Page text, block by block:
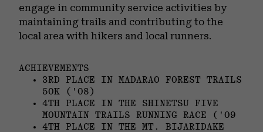
engage in community service activities by
maintaining trails and contributing to the
local area with hikers and local runners.
ACHIEVEMENTS
3RD PLACE IN MADARAO FOREST TRAILS
50K ('08)
4TH PLACE IN THE SHINETSU FIVE
MOUNTAIN TRAILS RUNNING RACE ('09
4TH PLACE IN THE MT. BIJARIDAKE